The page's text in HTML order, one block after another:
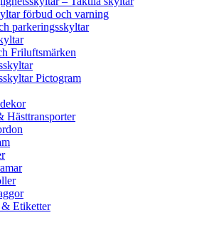
förbud och varning
parkeringsskyltar
Friluftsmärken
Pictogram
Hästtransporter
Etiketter